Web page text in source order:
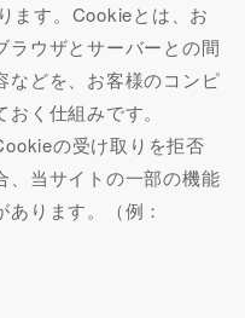
ます。Cookieとは、お
ラウザとサーバーとの間
などを、お客様のコンピ
く仕組みです。
の受け取りを拒否
、当サイトの一部の機能
ります。（例：